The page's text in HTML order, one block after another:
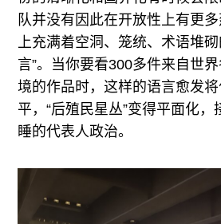
队并没有因此在开放性上有更
上充满着空洞、笼统、术语堆
言”。当你要看300多件来自世
境的作品时，这样的语言愈发
平，“后殖民星丛”变得平面化
睡的代表人政治。